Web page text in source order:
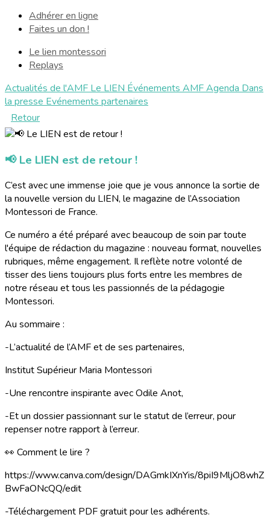
Adhérer en ligne
Faites un don !
Le lien montessori
Replays
Actualités de l'AMF Le LIEN Événements AMFAgenda Dans
la presse Evénements partenaires
Retour
📢 Le LIEN est de retour !
C’est avec une immense joie que je vous annonce la sortie de
la nouvelle version du LIEN, le magazine de l’Association
Montessori de France.
Ce numéro a été préparé avec beaucoup de soin par toute
l'équipe de rédaction du magazine : nouveau format, nouvelles
rubriques, même engagement. Il reflète notre volonté de
tisser des liens toujours plus forts entre les membres de
notre réseau et tous les passionnés de la pédagogie
Montessori.
Au sommaire :
-L’actualité de l’AMF et de ses partenaires,
Institut Supérieur Maria Montessori
-Une rencontre inspirante avec Odile Anot,
-Et un dossier passionnant sur le statut de l’erreur, pour
repenser notre rapport à l’erreur.
👀 Comment le lire ?
https://www.canva.com/design/DAGmkIXnYis/8piI9MljO8whZ
BwFaONcQQ/edit
-Téléchargement PDF gratuit pour les adhérents.